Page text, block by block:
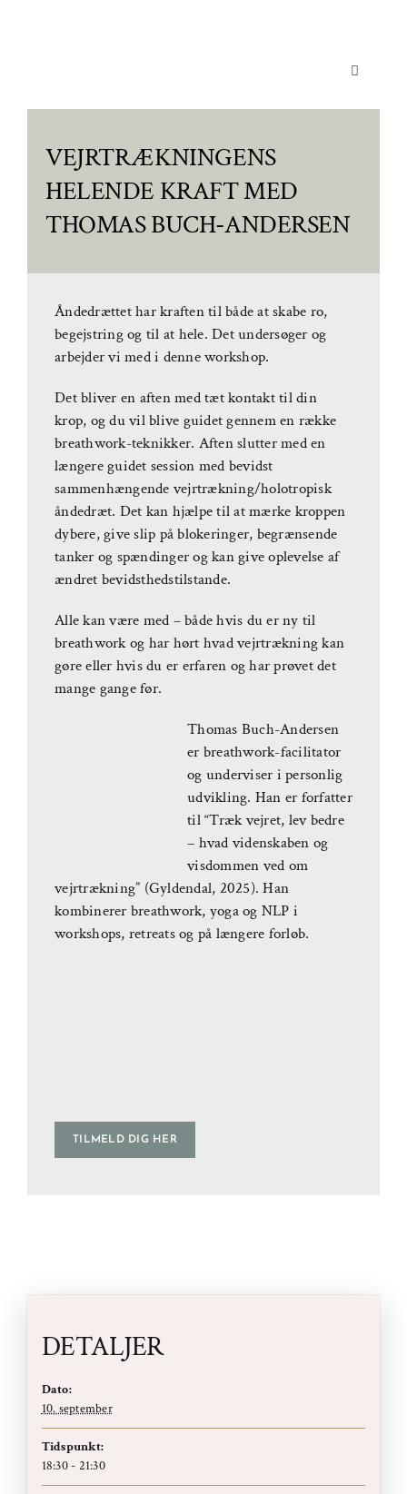
Toggle
Yoga & Bevægelse
Behandling
Events
Om AYA House
VEJRTRÆKNINGENS
HELENDE KRAFT MED
THOMAS BUCH-ANDERSEN
Åndedrættet har kraften til både at skabe ro,
begejstring og til at hele. Det undersøger og
arbejder vi med i denne workshop.
Det bliver en aften med tæt kontakt til din
krop, og du vil blive guidet gennem en række
breathwork-teknikker. Aften slutter med en
længere guidet session med bevidst
sammenhængende vejrtrækning/holotropisk
åndedræt. Det kan hjælpe til at mærke kroppen
dybere, give slip på blokeringer, begrænsende
tanker og spændinger og kan give oplevelse af
ændret bevidsthedstilstande.
Alle kan være med – både hvis du er ny til
breathwork og har hørt hvad vejrtrækning kan
gøre eller hvis du er erfaren og har prøvet det
mange gange før.
Thomas Buch-Andersen
er breathwork-facilitator
og underviser i personlig
udvikling. Han er forfatter
til “Træk vejret, lev bedre
– hvad videnskaben og
visdommen ved om
vejrtrækning” (Gyldendal, 2025). Han
kombinerer breathwork, yoga og NLP i
workshops, retreats og på længere forløb.
TILMELD DIG HER
DETALJER
Dato:
10. september
Tidspunkt:
18:30 - 21:30